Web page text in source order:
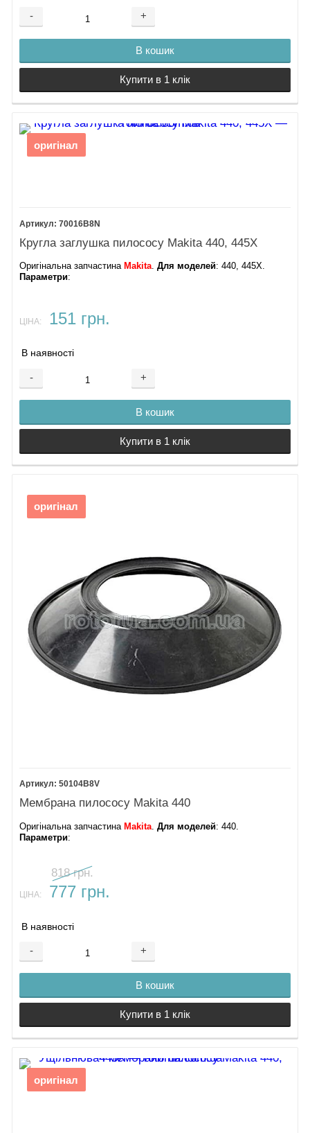
- +
В кошик
Купити в 1 клік
оригінал
70016B8N
Кругла заглушка пилососу Makita 440, 445X
Оригінальна запчастина Makita.Для моделей: 440, 445X.
Параметри:
ЦІНА: 151 грн.
В наявності
- +
В кошик
Купити в 1 клік
оригінал
50104B8V
Мембрана пилососу Makita 440
Оригінальна запчастина Makita .Для моделей: 440.
Параметри:
818 грн.
ЦІНА: 777 грн.
В наявності
- +
В кошик
Купити в 1 клік
оригінал